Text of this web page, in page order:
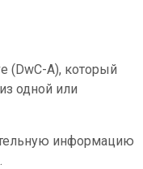
(DwC-A), который
одной или
информацию